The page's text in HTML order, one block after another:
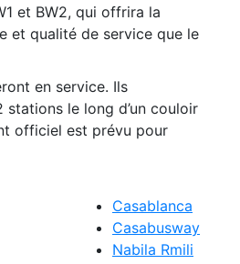
et BW2, qui offrira la
et qualité de service que le
en service. Ils
le long d’un couloir
officiel est prévu pour
Casablanca
Casabusway
Nabila Rmili